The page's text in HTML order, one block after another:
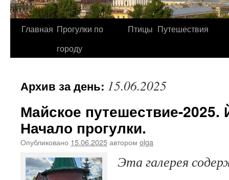
Перейти
Главная Прогулки по
городу
Птицы Путешествия
Архив за день: 15.06.2025
Майское путешествие-
Начало прогулки.
Опубликовано 15.06.2025автором olga
Эта галерея